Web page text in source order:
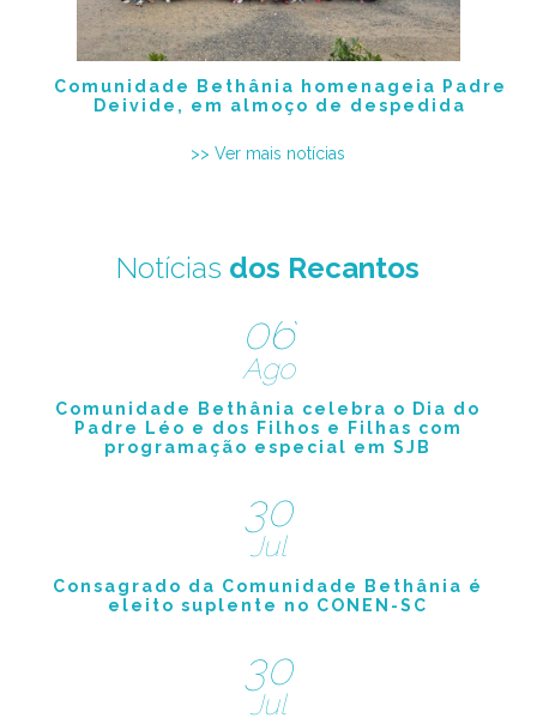
Comunidade Bethânia homenageia Padre
Deivide, em almoço de despedida
>> Ver mais notícias
Notícias dos Recantos
06
Ago
Comunidade Bethânia celebra o Dia do
Padre Léo e dos Filhos e Filhas com
programação especial em SJB
30
Jul
Consagrado da Comunidade Bethânia é
eleito suplente no CONEN-SC
30
Jul